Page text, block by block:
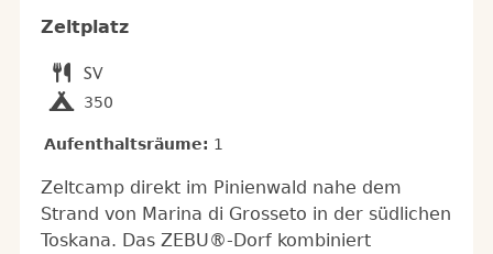
Zeltplatz
350
Aufenthaltsräume: 1
Zeltcamp direkt im Pinienwald nahe dem
Strand von Marina di Grosseto in der südlichen
Toskana. Das ZEBU®-Dorf kombiniert